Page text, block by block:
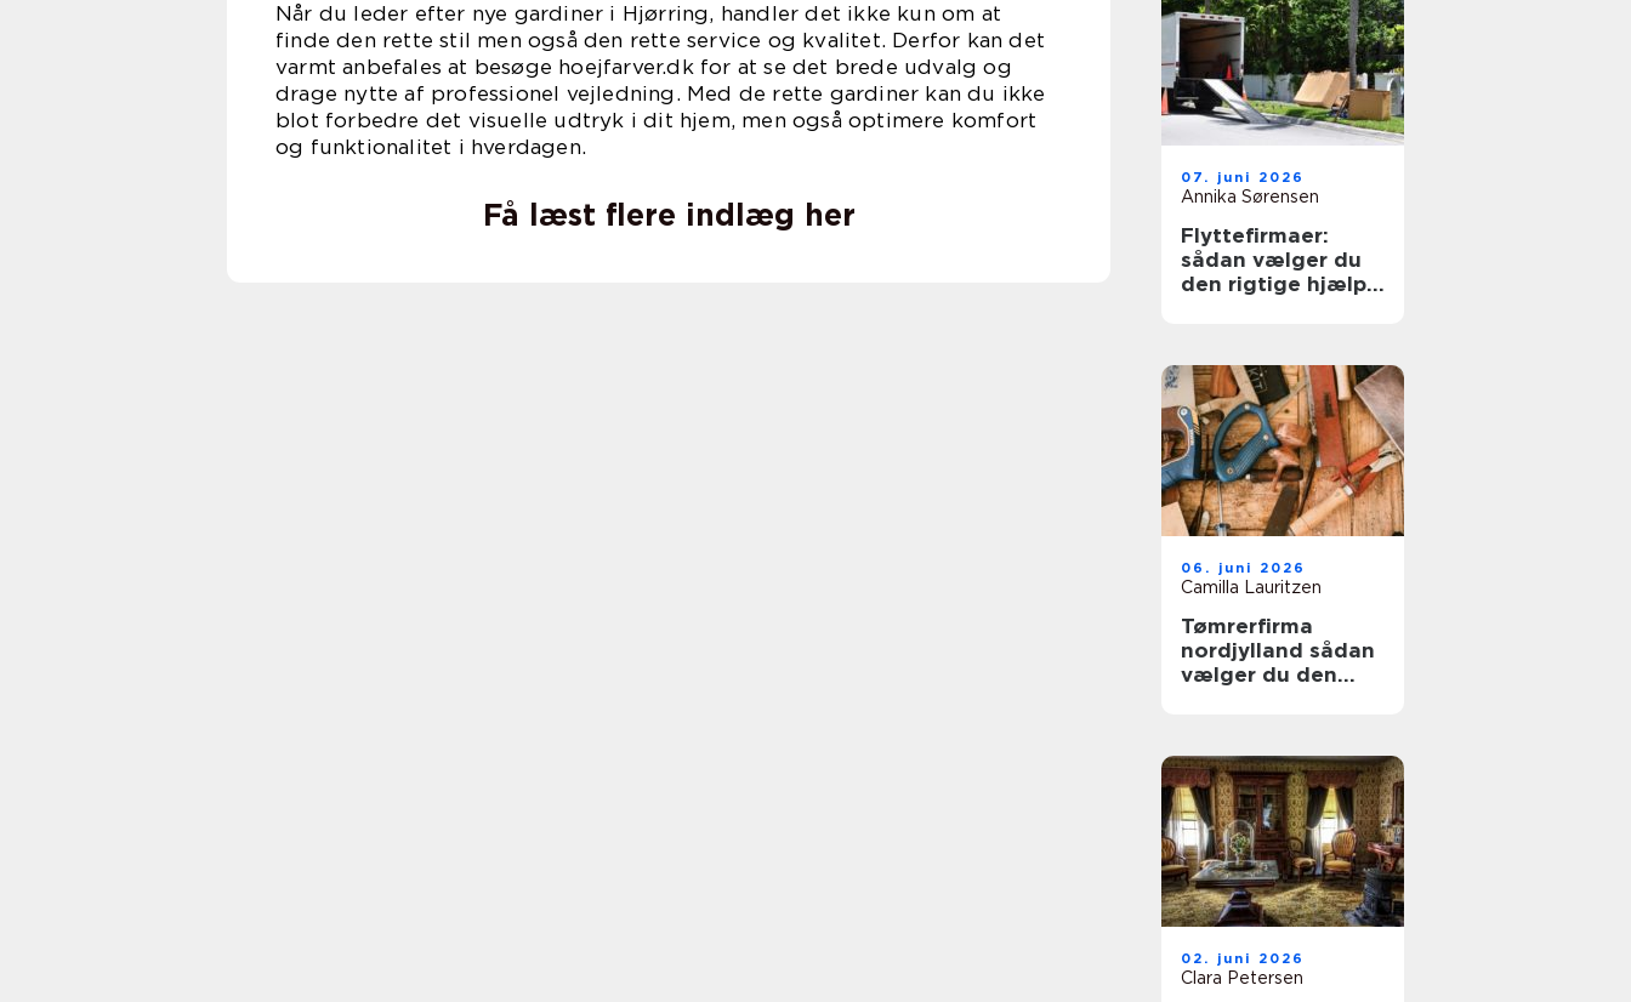
Når du leder efter nye gardiner i Hjørring, handler det ikke kun om at
finde den rette stil men også den rette service og kvalitet. Derfor kan det
varmt anbefales at besøge hoejfarver.dk for at se det brede udvalg og
drage nytte af professionel vejledning. Med de rette gardiner kan du ikke
blot forbedre det visuelle udtryk i dit hjem, men også optimere komfort
og funktionalitet i hverdagen.
Få læst flere indlæg her
07. juni 2026
Annika Sørensen
Flyttefirmaer:
sådan vælger du
den rigtige hjælp
06. juni 2026
Camilla Lauritzen
Tømrerfirma
nordjylland sådan
vælger du den
02. juni 2026
Clara Petersen